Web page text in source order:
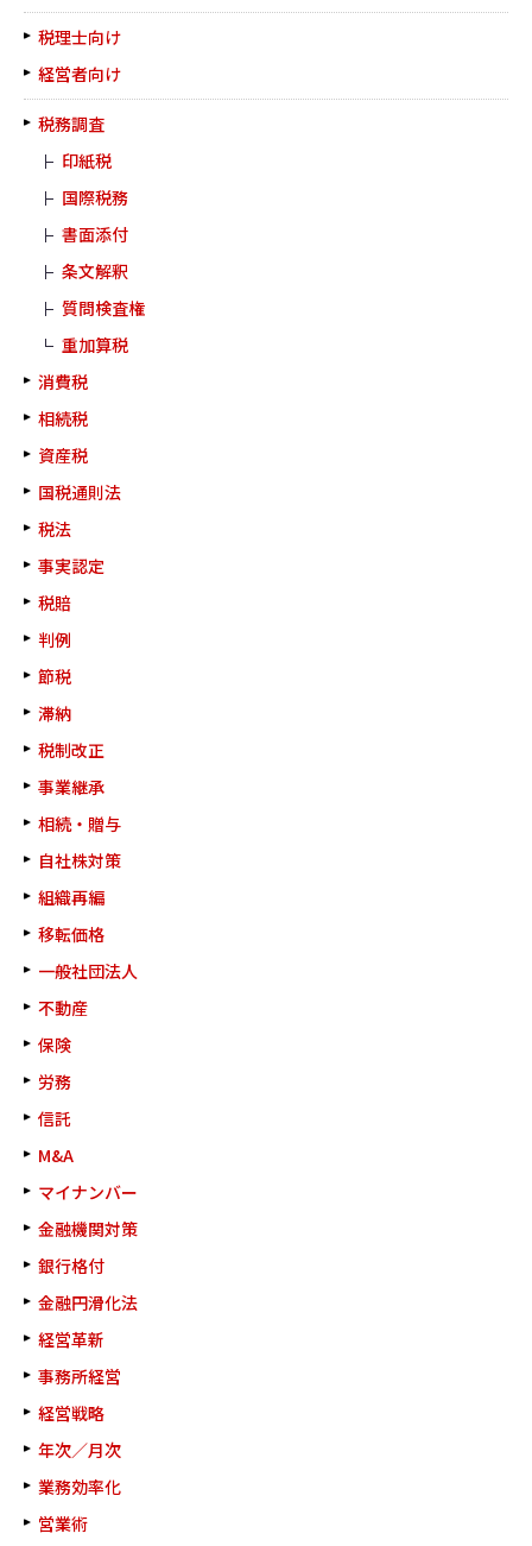
税理士向け
経営者向け
税務調査
印紙税
国際税務
書面添付
条文解釈
質問検査権
重加算税
消費税
相続税
資産税
国税通則法
税法
事実認定
税賠
判例
節税
滞納
税制改正
事業継承
相続・贈与
自社株対策
組織再編
移転価格
一般社団法人
不動産
保険
労務
信託
M&A
マイナンバー
金融機関対策
銀行格付
金融円滑化法
経営革新
事務所経営
経営戦略
年次／月次
業務効率化
営業術